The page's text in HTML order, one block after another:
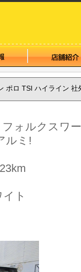
ポロ TSI ハイライン 社
ォルクスワ
ルミ!
ト